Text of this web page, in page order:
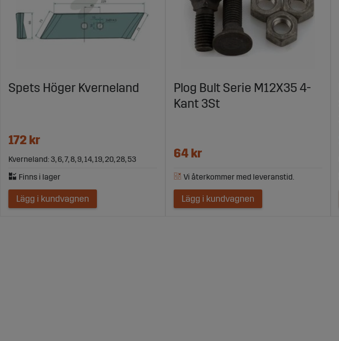
Spets Höger Kverneland
172 kr
Kverneland: 3, 6, 7, 8, 9, 14, 19, 20, 28, 53
Lägg i kundvagnen
Plog Bult Serie M12X35 4-
Kant 3St
64 kr
Lägg i kundvagnen